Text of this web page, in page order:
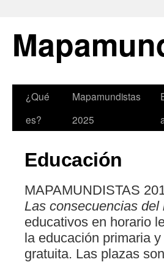
¿Qué
es?
Mapamundistas
2025
Educación
MAPAMUNDISTAS
Las consecuencias del
educativos en horario
la educación primaria
gratuita. Las plazas